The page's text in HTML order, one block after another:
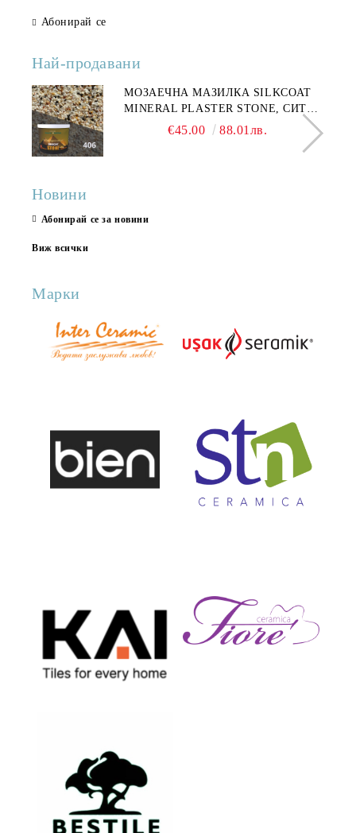
Абонирай се
Най-продавани
МОЗАЕЧНА МАЗИЛКА SILKCOAT
MINERAL PLASTER STONE, СИТЕН
КАМЪК 406 25КГ
€45.00 88.01лв.
Новини
Абонирай се за новини
Виж всички
Марки